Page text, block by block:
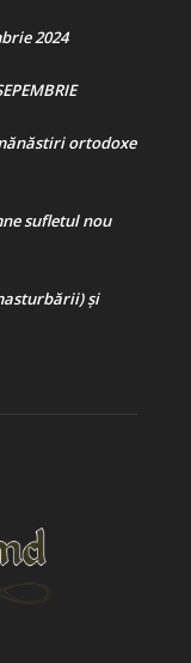
2024
ortodoxe
sufletul nou
şi